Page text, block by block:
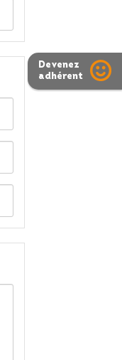
Devenez
adhérent